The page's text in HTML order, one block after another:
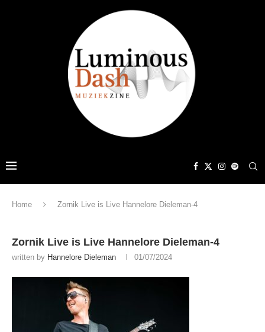
Home Zornik Live is Live Hannelore Dieleman-4
Zornik Live is Live Hannelore Dieleman-4
written by Hannelore Dieleman 01/07/2024